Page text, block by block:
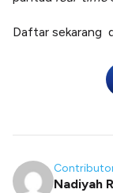
Daftar sekarang
Nadiyah